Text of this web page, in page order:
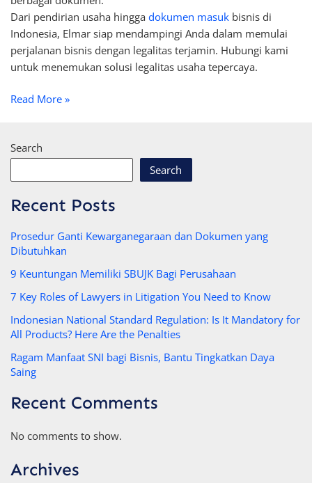
Dari pendirian usaha hingga dokumen masukbisnis di
Indonesia, Elmar siap mendampingi Anda dalam memulai
perjalanan bisnis dengan legalitas terjamin. Hubungi kami
untuk menemukan solusi legalitas usaha tepercaya.
Read More »
Search
Search
Recent Posts
Prosedur Ganti Kewarganegaraan dan Dokumen yang
Dibutuhkan
9 Keuntungan Memiliki SBUJK Bagi Perusahaan
7 Key Roles of Lawyers in Litigation You Need to Know
Indonesian National Standard Regulation: Is It Mandatory for
All Products? Here Are the Penalties
Ragam Manfaat SNI bagi Bisnis, Bantu Tingkatkan Daya
Saing
Recent Comments
No comments to show.
Archives